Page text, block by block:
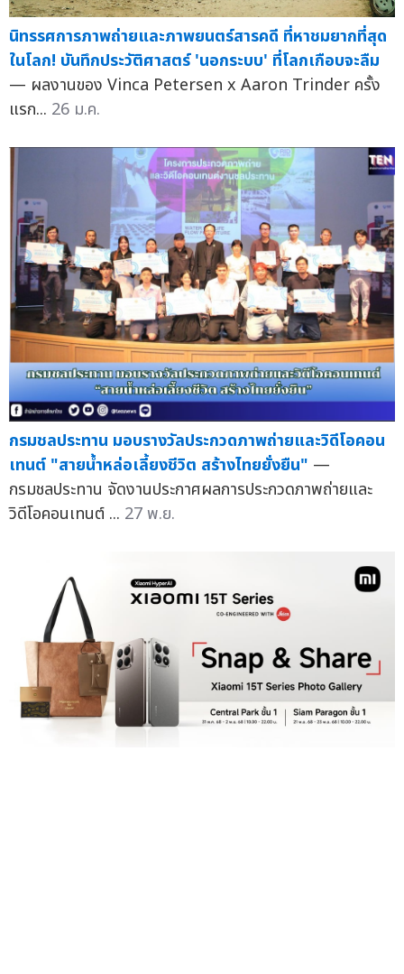
นิทรรศการภาพถ่ายและภาพยนตร์สารคดี ที่หาชมยากที่สุด
ในโลก! บันทึกประวัติศาสตร์ 'นอกระบบ' ที่โลกเกือบจะลืม
— ผลงานของ Vinca Petersen x Aaron Trinder ครั้ง
แรก... 26 ม.ค.
กรมชลประทาน มอบรางวัลประกวดภาพถ่ายและวิดีโอคอน
เทนต์ "สายน้ำหล่อเลี้ยงชีวิต สร้างไทยยั่งยืน" —
กรมชลประทาน จัดงานประกาศผลการประกวดภาพถ่ายและ
วิดีโอคอนเทนต์ ... 27 พ.ย.